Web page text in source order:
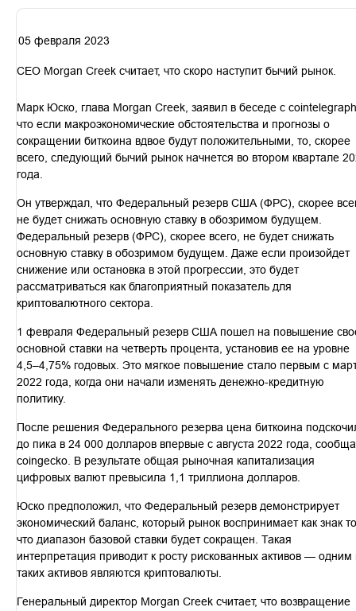
05 февраля 2023
CEO Morgan Creek считает, что скоро наступит бычий рынок.
Марк Юско, глава Morgan Creek, заявил в беседе с
что если макроэкономические обстоятельства и прогнозы о
сокращении биткоина вдвое будут положительными, то, скорее
всего, следующий бычий рынок начнется во втором квартале
года.
Он утверждал, что Федеральный резерв США (ФРС), скорее
не будет снижать основную ставку в обозримом будущем.
Федеральный резерв (ФРС), скорее всего, не будет снижать
основную ставку в обозримом будущем. Даже если произойдет
снижение или остановка в этой прогрессии, это будет
рассматриваться как благоприятный показатель для
криптовалютного сектора.
1 февраля Федеральный резерв США пошел на повышение
основной ставки на четверть процента, установив ее на уровне
4,5–4,75% годовых. Это мягкое повышение стало первым с
2022 года, когда они начали изменять денежно-кредитную
политику.
После решения Федерального резерва цена биткоина
до пика в 24 000 долларов впервые с августа 2022 года,
coingecko. В результате общая рыночная капитализация
цифровых валют превысила 1,1 триллиона долларов.
Юско предположил, что Федеральный резерв демонстрирует
экономический баланс, который рынок воспринимает как знак
что диапазон базовой ставки будет сокращен. Такая
интерпретация приводит к росту рискованных активов — одним
таких активов являются криптовалюты.
Генеральный директор Morgan Creek считает, что возвращение